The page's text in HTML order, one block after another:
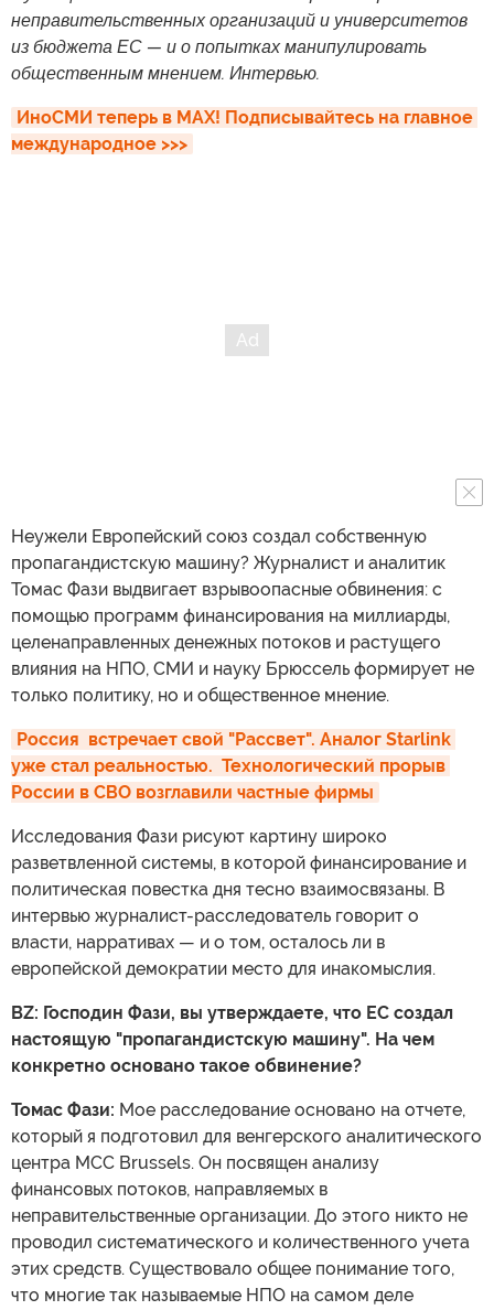
неправительственных организаций и университетов
из бюджета ЕС — и о попытках манипулировать
общественным мнением. Интервью.
ИноСМИ теперь в MAX! Подписывайтесь на главное
международное >>>
Неужели Европейский союз создал собственную
пропагандистскую машину? Журналист и аналитик
Томас Фази выдвигает взрывоопасные обвинения: с
помощью программ финансирования на миллиарды,
целенаправленных денежных потоков и растущего
влияния на НПО, СМИ и науку Брюссель формирует не
только политику, но и общественное мнение.
Россия  встречает свой "Рассвет". Аналог Starlink
уже стал реальностью.  Технологический прорыв
России в СВО возглавили частные фирмы
Исследования Фази рисуют картину широко
разветвленной системы, в которой финансирование и
политическая повестка дня тесно взаимосвязаны. В
интервью журналист-расследователь говорит о
власти, нарративах — и о том, осталось ли в
европейской демократии место для инакомыслия.
BZ: Господин Фази, вы утверждаете, что ЕС создал
настоящую "пропагандистскую машину". На чем
конкретно основано такое обвинение?
Томас Фази: Мое расследование основано на отчете,
который я подготовил для венгерского аналитического
центра MCC Brussels. Он посвящен анализу
финансовых потоков, направляемых в
неправительственные организации. До этого никто не
проводил систематического и количественного учета
этих средств. Существовало общее понимание того,
что многие так называемые НПО на самом деле